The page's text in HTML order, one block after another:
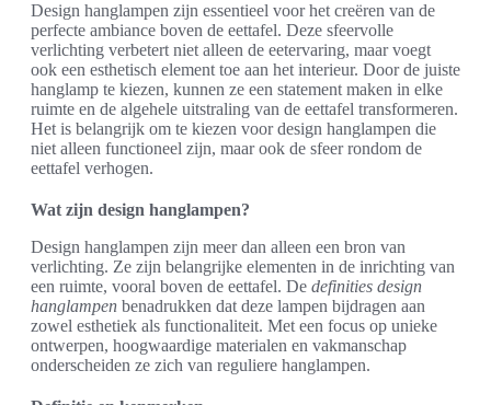
Design hanglampen zijn essentieel voor het creëren van de
perfecte ambiance boven de eettafel. Deze sfeervolle
verlichting verbetert niet alleen de eetervaring, maar voegt
ook een esthetisch element toe aan het interieur. Door de juiste
hanglamp te kiezen, kunnen ze een statement maken in elke
ruimte en de algehele uitstraling van de eettafel transformeren.
Het is belangrijk om te kiezen voor design hanglampen die
niet alleen functioneel zijn, maar ook de sfeer rondom de
eettafel verhogen.
Wat zijn design hanglampen?
Design hanglampen zijn meer dan alleen een bron van
verlichting. Ze zijn belangrijke elementen in de inrichting van
een ruimte, vooral boven de eettafel. De definities design
hanglampen benadrukken dat deze lampen bijdragen aan
zowel esthetiek als functionaliteit. Met een focus op unieke
ontwerpen, hoogwaardige materialen en vakmanschap
onderscheiden ze zich van reguliere hanglampen.